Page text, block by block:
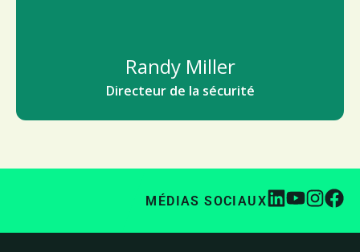
Randy Miller
Directeur de la sécurité
MÉDIAS SOCIAUX